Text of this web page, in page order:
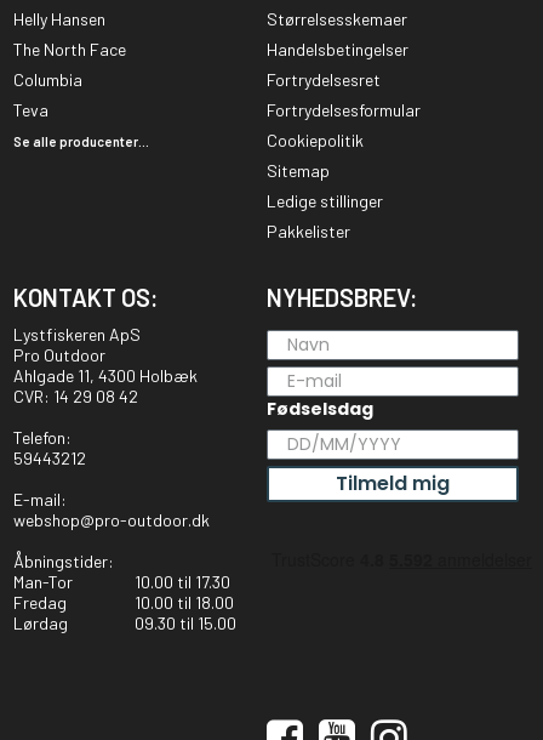
Helly Hansen
The North Face
Columbia
Teva
Se alle producenter...
Størrelsesskemaer
Handelsbetingelser
Fortrydelsesret
Fortrydelsesformular
Cookiepolitik
Sitemap
Ledige stillinger
Pakkelister
KONTAKT OS:
Lystfiskeren ApS
Pro Outdoor
Ahlgade 11, 4300 Holbæk
CVR: 14 29 08 42
Telefon:
59443212
E-mail:
webshop@pro-outdoor.dk
Åbningstider:
Man-Tor
10.00 til 17.30
Fredag
10.00 til 18.00
Lørdag
09.30 til 15.00
NYHEDSBREV:
Fødselsdag
Tilmeld mig